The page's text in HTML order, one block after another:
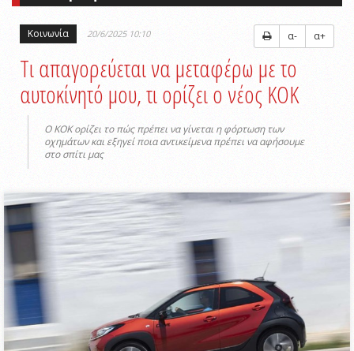
Κοινωνία 20/6/2025 10:10 α- α+
Τι απαγορεύεται να μεταφέρω με το
αυτοκίνητό μου, τι ορίζει ο νέος ΚΟΚ
Ο ΚΟΚ ορίζει το πώς πρέπει να γίνεται η φόρτωση των
οχημάτων και εξηγεί ποια αντικείμενα πρέπει να αφήσουμε
στο σπίτι μας